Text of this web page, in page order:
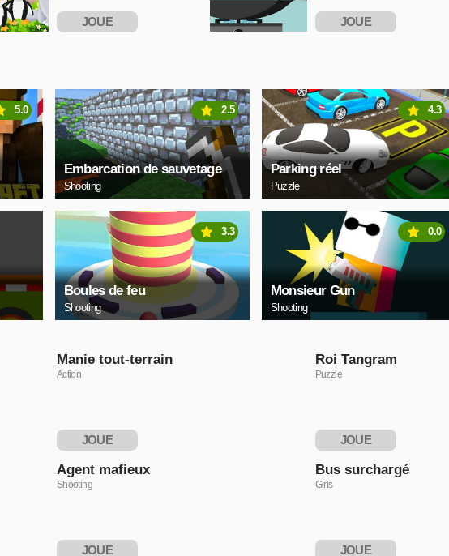
JOUE
JOUE
5.0
Embarcation de sauvetage
Shooting
2.5
Parking réel
Puzzle
4.3
Boules de feu
Shooting
3.3
Monsieur Gun
Shooting
0.0
Manie tout-terrain
Action
JOUE
Roi Tangram
Puzzle
JOUE
Agent mafieux
Shooting
JOUE
Bus surchargé
Girls
JOUE